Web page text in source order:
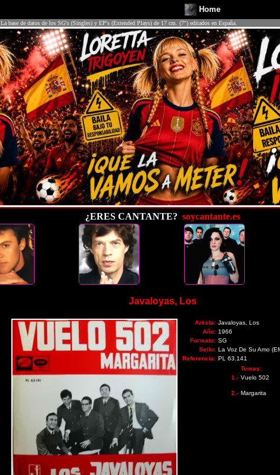
Home
La base de datos de los SG's (Singles) y EP's (Extended Plays) de 17 cm. (7") editados en España.
¿ERES CANTANTE? soycantante.es
Javaloyas, Los
Artista: Javaloyas, Los
Año: 1966
Formato: SG
Sello: La Voz De Su Amo
Referencia: PL 63.141
Temas:
1.- Vuelo 502
2.- Margarita